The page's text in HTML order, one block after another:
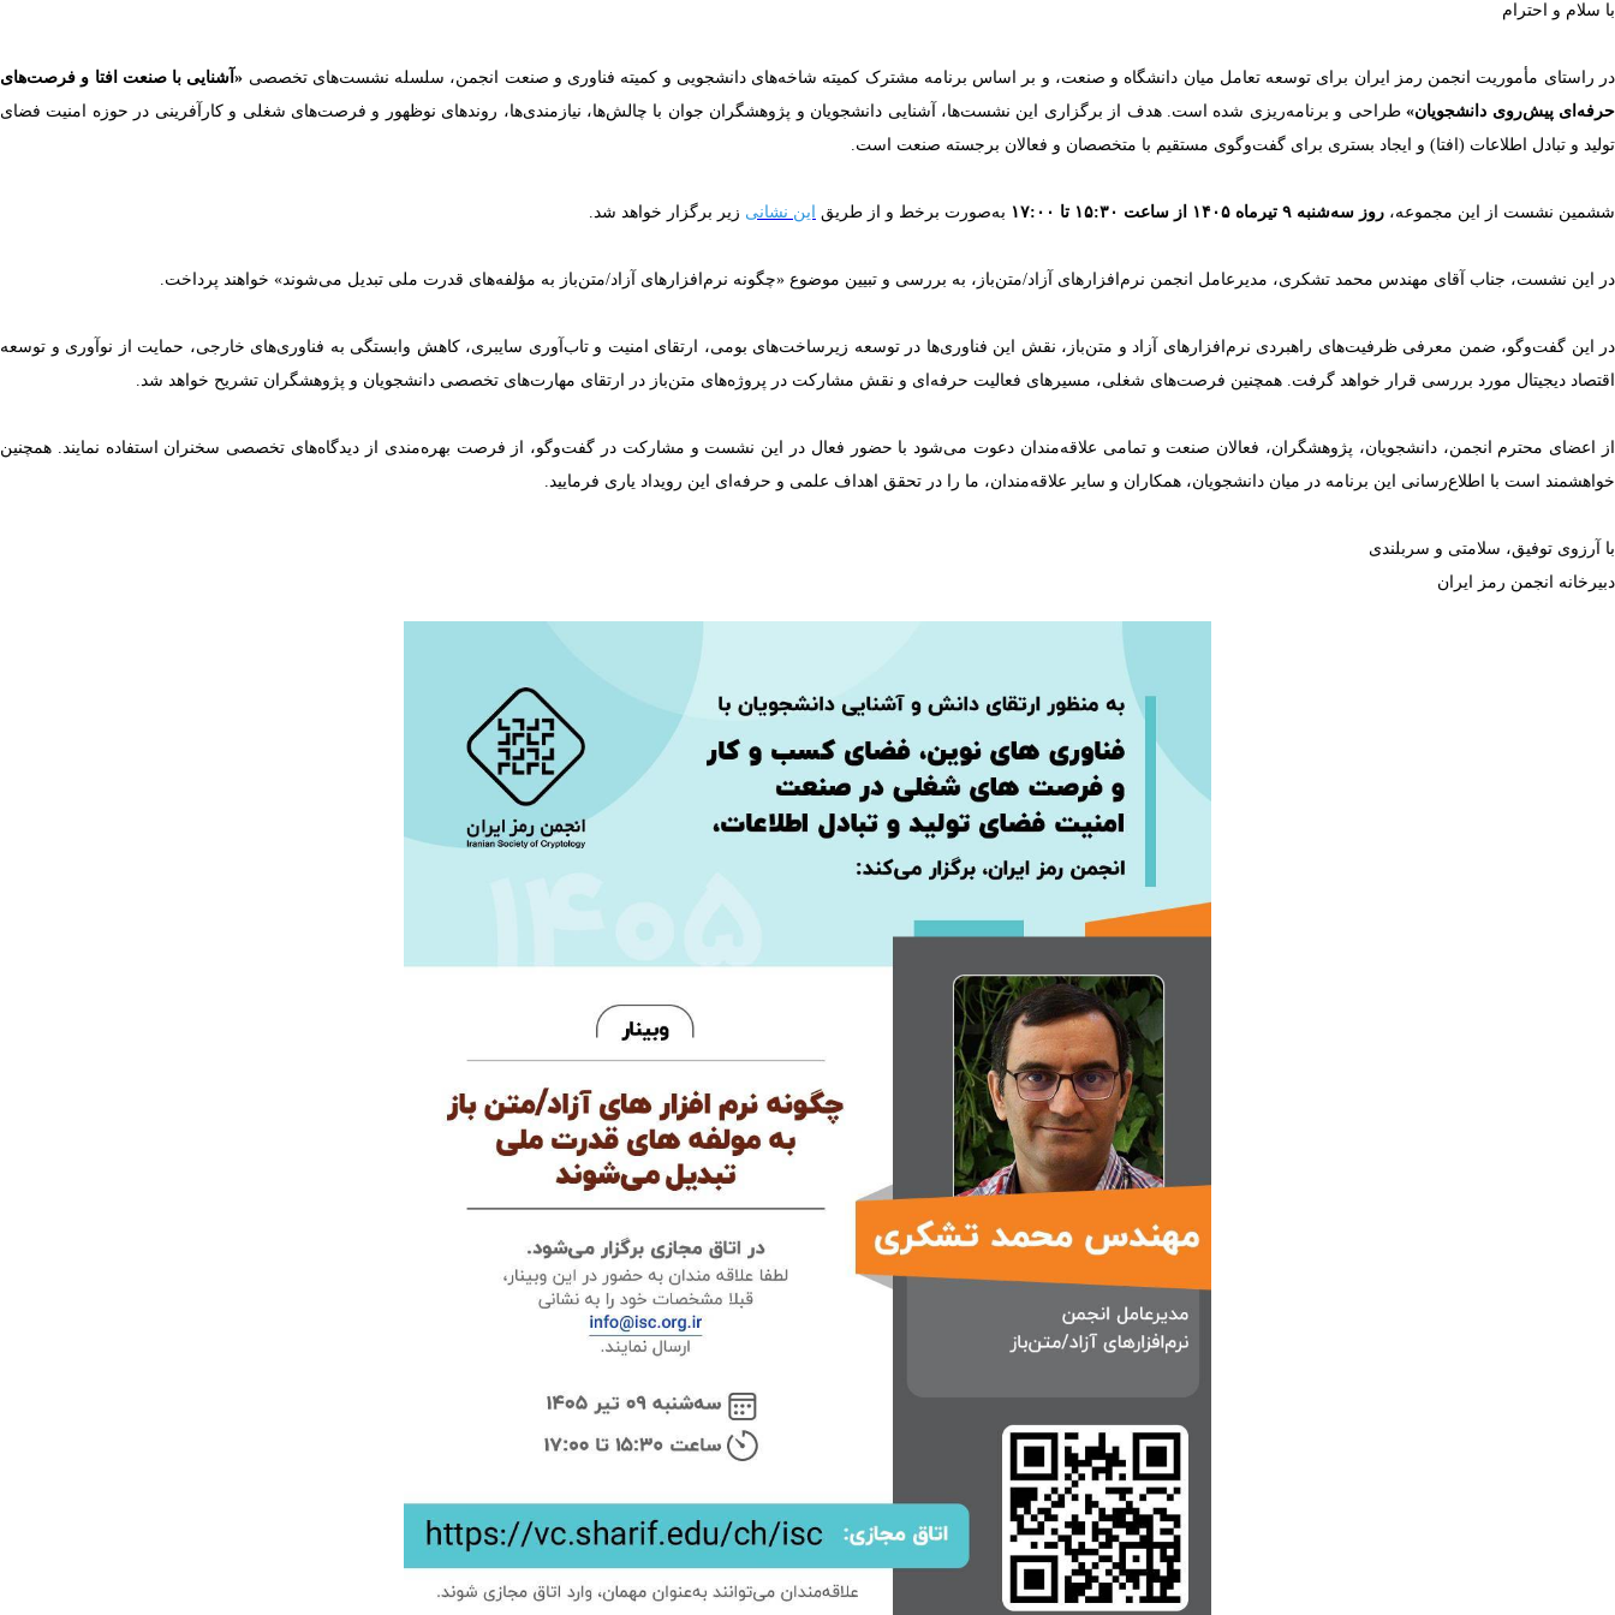
با سلام و احترام
در راستای مأموریت انجمن رمز ایران برای توسعه تعامل میان دانشگاه و صنعت، و بر اساس برنامه مشترک کمیته شاخه‌های دانشجویی و کمیته فناوری و صنعت انجمن، سلسله نشست‌های تخصصی «آشنایی با صنعت افتا و فرصت‌های
حرفه‌ای پیش‌روی دانشجویان»طراحی و برنامه‌ریزی شده است. هدف از برگزاری این نشست‌ها، آشنایی دانشجویان و پژوهشگران جوان با چالش‌ها، نیازمندی‌ها، روندهای نوظهور و فرصت‌های شغلی و کارآفرینی در حوزه امنیت فضای
تولید و تبادل اطلاعات (افتا) و ایجاد بستری برای گفت‌وگوی مستقیم با متخصصان و فعالان برجسته صنعت است.
ششمین نشست از این مجموعه، روز سه‌شنبه ۹ تیرماه ۱۴۰۵ از ساعت ۱۵:۳۰ تا ۱۷:۰۰ به‌صورت برخط و از طریق این نشانی زیر برگزار خواهد شد.
در این نشست، جناب آقای مهندس محمد تشکری، مدیرعامل انجمن نرم‌افزارهای آزاد/متن‌باز، به بررسی و تبیین موضوع «چگونه نرم‌افزارهای آزاد/متن‌باز به مؤلفه‌های قدرت ملی تبدیل می‌شوند» خواهند پرداخت.
در این گفت‌وگو، ضمن معرفی ظرفیت‌های راهبردی نرم‌افزارهای آزاد و متن‌باز، نقش این فناوری‌ها در توسعه زیرساخت‌های بومی، ارتقای امنیت و تاب‌آوری سایبری، کاهش وابستگی به فناوری‌های خارجی، حمایت از نوآوری و توسعه
اقتصاد دیجیتال مورد بررسی قرار خواهد گرفت. همچنین فرصت‌های شغلی، مسیرهای فعالیت حرفه‌ای و نقش مشارکت در پروژه‌های متن‌باز در ارتقای مهارت‌های تخصصی دانشجویان و پژوهشگران تشریح خواهد شد.
از اعضای محترم انجمن، دانشجویان، پژوهشگران، فعالان صنعت و تمامی علاقه‌مندان دعوت می‌شود با حضور فعال در این نشست و مشارکت در گفت‌وگو، از فرصت بهره‌مندی از دیدگاه‌های تخصصی سخنران استفاده نمایند. همچنین
خواهشمند است با اطلاع‌رسانی این برنامه در میان دانشجویان، همکاران و سایر علاقه‌مندان، ما را در تحقق اهداف علمی و حرفه‌ای این رویداد یاری فرمایید.
با آرزوی توفیق، سلامتی و سربلندی
دبیرخانه انجمن رمز ایران